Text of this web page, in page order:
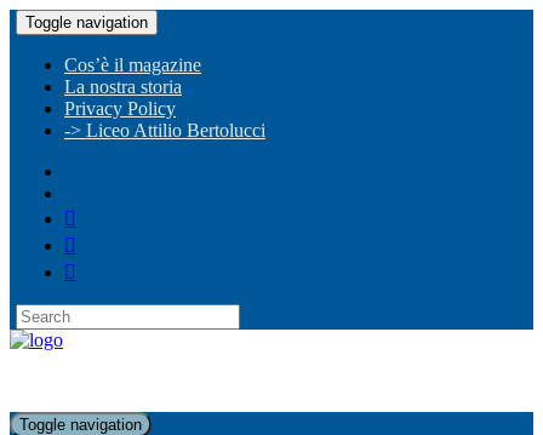
Toggle navigation
Cos’è il magazine
La nostra storia
Privacy Policy
-> Liceo Attilio Bertolucci
Toggle navigation